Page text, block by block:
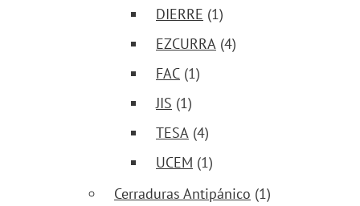
DIERRE (1)
EZCURRA (4)
FAC (1)
JIS (1)
TESA (4)
UCEM (1)
Cerraduras Antipánico (1)